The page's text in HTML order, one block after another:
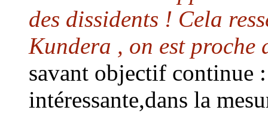
des dissidents ! Cela
Kundera , on est
savant objectif continue
intéressante,dans la